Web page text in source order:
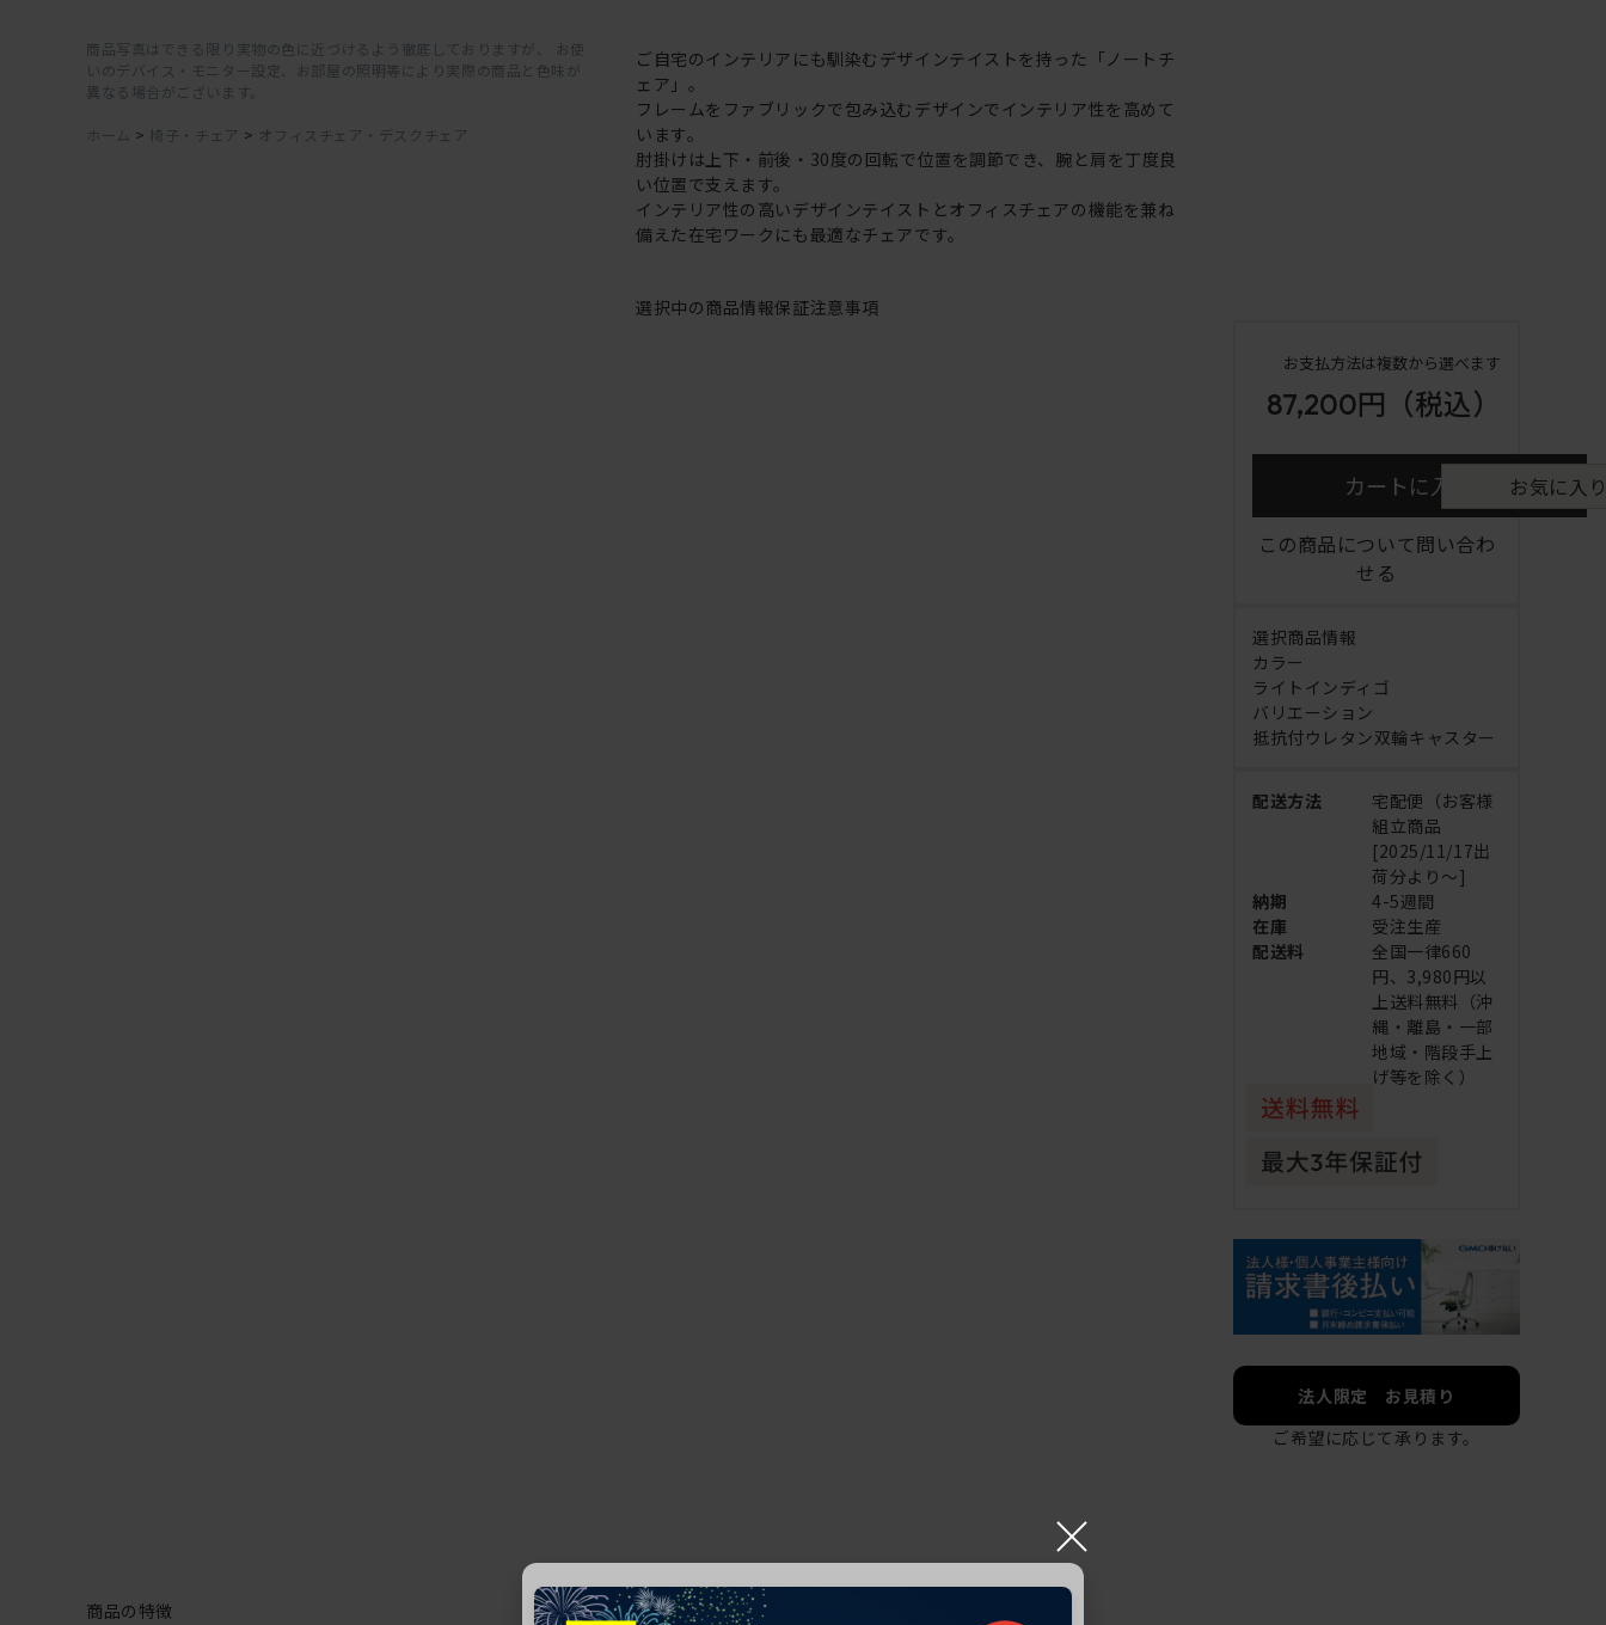
商品写真はできる限り実物の色に近づけるよう徹底しておりますが、 お使
いのデバイス・モニター設定、お部屋の照明等により実際の商品と色味が
異なる場合がございます。
ホーム > 椅子・チェア > オフィスチェア・デスクチェア
ご自宅のインテリアにも馴染むデザインテイストを持った「ノートチ
ェア」。
フレームをファブリックで包み込むデザインでインテリア性を高めて
います。
肘掛けは上下・前後・30度の回転で位置を調節でき、腕と肩を丁度良
い位置で支えます。
インテリア性の高いデザインテイストとオフィスチェアの機能を兼ね
備えた在宅ワークにも最適なチェアです。
選択中の商品情報保証注意事項
お支払方法は複数から選べます
87,200円 （税込）
カートに入れる お気に入
この商品について問い合わ
せる
選択商品情報
カラー
ライトインディゴ
バリエーション
抵抗付ウレタン双輪キャスター
配送方法
宅配便（お客様
組立商品
[2025/11/17出
荷分より～]
納期
4-5週間
在庫
受注生産
配送料
全国一律660
円、3,980円以
上送料無料（沖
縄・離島・一部
地域・階段手上
げ等を除く）
法人限定 お見積り
ご希望に応じて承ります。
商品の特徴
×